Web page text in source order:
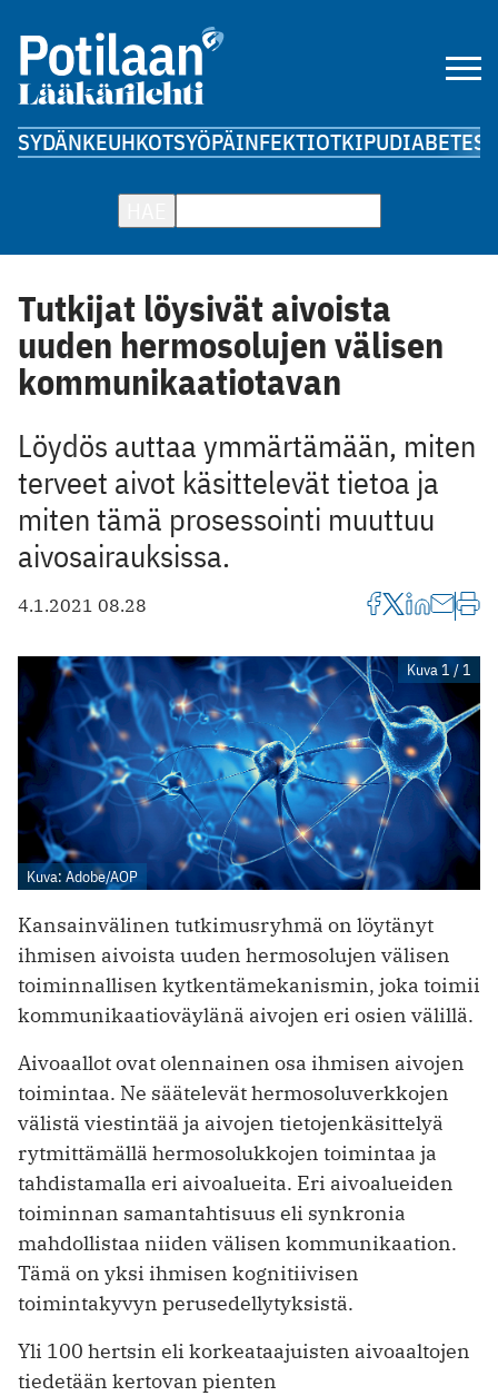
SYDÄNKEUHKOTSYÖPÄINFEKTIOTKIPUDIABETES
Tutkijat löysivät aivoista
uuden hermosolujen välisen
kommunikaatiotavan
Löydös auttaa ymmärtämään, miten
terveet aivot käsittelevät tietoa ja
miten tämä prosessointi muuttuu
aivosairauksissa.
4.1.2021 08.28
Kuva 1 / 1
Kuva: Adobe/AOP
Kansainvälinen tutkimusryhmä on löytänyt
ihmisen aivoista uuden hermosolujen välisen
toiminnallisen kytkentämekanismin, joka toimii
kommunikaatioväylänä aivojen eri osien välillä.
Aivoaallot ovat olennainen osa ihmisen aivojen
toimintaa. Ne säätelevät hermosoluverkkojen
välistä viestintää ja aivojen tietojenkäsittelyä
rytmittämällä hermosolukkojen toimintaa ja
tahdistamalla eri aivoalueita. Eri aivoalueiden
toiminnan samantahtisuus eli synkronia
mahdollistaa niiden välisen kommunikaation.
Tämä on yksi ihmisen kognitiivisen
toimintakyvyn perusedellytyksistä.
Yli 100 hertsin eli korkeataajuisten aivoaaltojen
tiedetään kertovan pienten